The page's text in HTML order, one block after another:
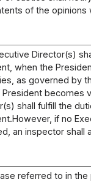
of the opinions
Director(s)
when the
as governed by
becomes
shall fulfill the
if no
an inspector shall
referred to in